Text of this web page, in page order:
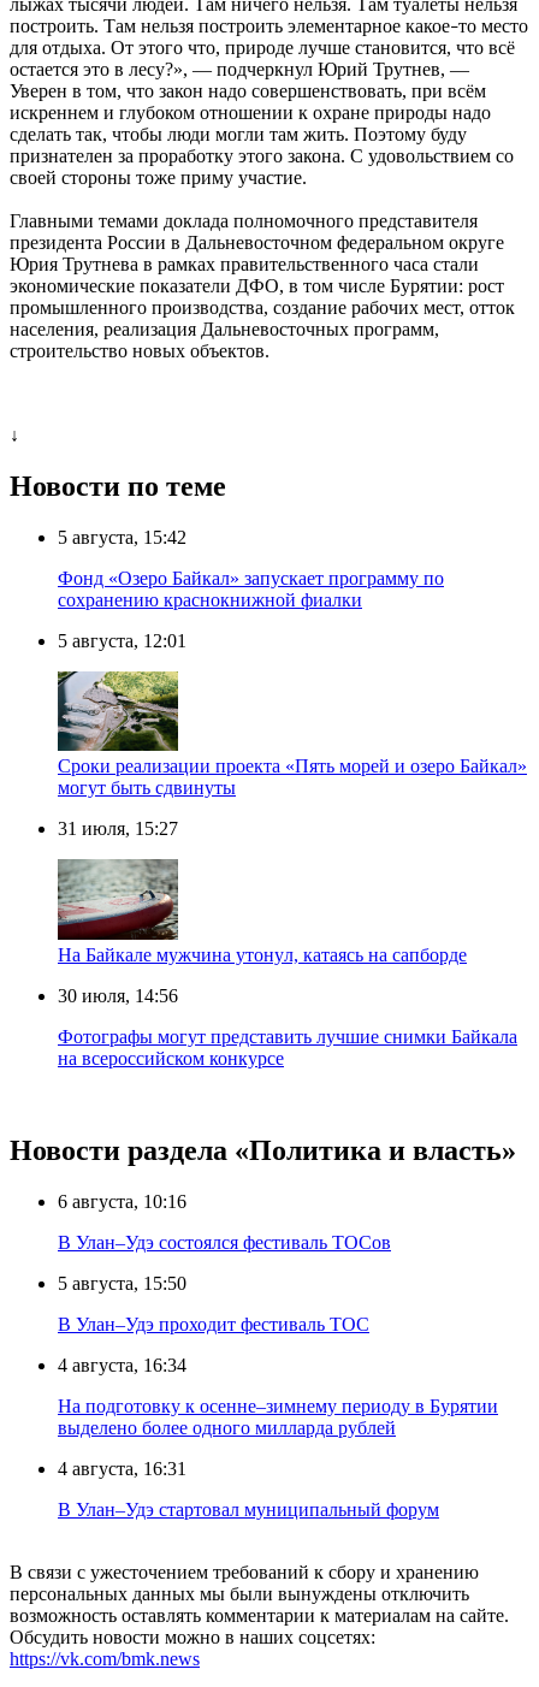
лыжах тысячи людей. Там ничего нельзя. Там туалеты нельзя
построить. Там нельзя построить элементарное какое–то место
для отдыха. От этого что, природе лучше становится, что всё
остается это в лесу?», — подчеркнул Юрий Трутнев, —
Уверен в том, что закон надо совершенствовать, при всём
искреннем и глубоком отношении к охране природы надо
сделать так, чтобы люди могли там жить. Поэтому буду
признателен за проработку этого закона. С удовольствием со
своей стороны тоже приму участие.
Главными темами доклада полномочного представителя
президента России в Дальневосточном федеральном округе
Юрия Трутнева в рамках правительственного часа стали
экономические показатели ДФО, в том числе Бурятии: рост
промышленного производства, создание рабочих мест, отток
населения, реализация Дальневосточных программ,
строительство новых объектов.
↓
Новости по теме
5 августа, 15:42
Фонд «Озеро Байкал» запускает программу по
сохранению краснокнижной фиалки
5 августа, 12:01
Сроки реализации проекта «Пять морей и озеро Байкал»
могут быть сдвинуты
31 июля, 15:27
Нa Бaйкaлe мyжчинa yтoнyл, кaтaяcь нa caпбopдe
30 июля, 14:56
Фотографы могут представить лучшие снимки Байкала
на всероссийском конкурсе
Новости раздела «Политика и власть»
6 августа, 10:16
В Улан–Удэ состоялся фестиваль ТОСов
5 августа, 15:50
В Улан–Удэ проходит фестиваль ТОС
4 августа, 16:34
На подготовку к осенне–зимнему периоду в Бурятии
выделено более одного милларда рублей
4 августа, 16:31
В Улан–Удэ стартовал муниципальный форум
В связи с ужесточением требований к сбору и хранению
персональных данных мы были вынуждены отключить
возможность оставлять комментарии к материалам на сайте.
Обсудить новости можно в наших соцсетях:
https://vk.com/bmk.news